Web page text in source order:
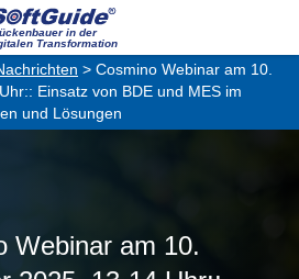
in der
Transformation
> Cosmino Webinar am 10.
Einsatz von BDE und MES im
und Lösungen
Webinar am 10.